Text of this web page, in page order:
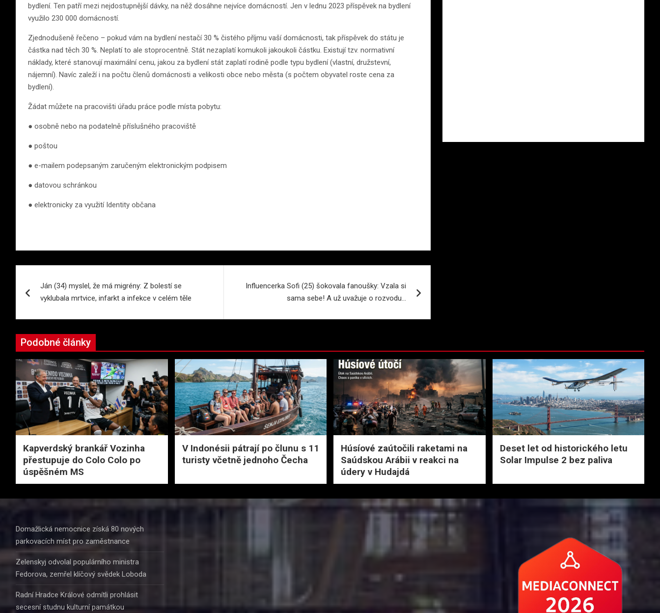
bydlení. Ten patří mezi nejdostupnější dávky, na něž dosáhne nejvíce domácností. Jen v lednu 2023 příspěvek na bydlení
využilo 230 000 domácností.
Zjednodušeně řečeno – pokud vám na bydlení nestačí 30 % čistého příjmu vaší domácnosti, tak příspěvek do státu je
částka nad těch 30 %. Neplatí to ale stoprocentně. Stát nezaplatí komukoli jakoukoli částku. Existují tzv. normativní
náklady, které stanovují maximální cenu, jakou za bydlení stát zaplatí rodině podle typu bydlení (vlastní, družstevní,
nájemní). Navíc zaleží i na počtu členů domácnosti a velikosti obce nebo města (s počtem obyvatel roste cena za
bydlení).
Žádat můžete na pracovišti úřadu práce podle místa pobytu:
● osobně nebo na podatelně příslušného pracoviště
● poštou
● e-mailem podepsaným zaručeným elektronickým podpisem
● datovou schránkou
● elektronicky za využití Identity občana
pro
příspěvek
Ján (34) myslel, že má migrény: Z bolestí se
vyklubala mrtvice, infarkt a infekce v celém těle
Influencerka Sofi (25) šokovala fanoušky: Vzala si
sama sebe! A už uvažuje o rozvodu…
Podobné články
Kapverdský brankář Vozinha
přestupuje do Colo Colo po
úspěšném MS
V Indonésii pátrají po člunu s 11
turisty včetně jednoho Čecha
Húsíové zaútočili raketami na
Saúdskou Arábii v reakci na
údery v Hudajdá
Deset let od historického letu
Solar Impulse 2 bez paliva
Domažlická nemocnice získá 80 nových
parkovacích míst pro zaměstnance
Zelenskyj odvolal populárního ministra
Fedorova, zemřel klíčový svědek Loboda
Radní Hradce Králové odmítli prohlásit
secesní studnu kulturní památkou